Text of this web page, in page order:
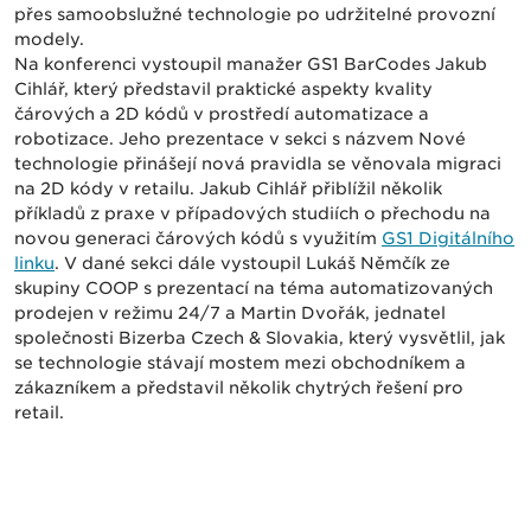
přes samoobslužné technologie po udržitelné provozní
modely.
Na konferenci vystoupil manažer GS1 BarCodes Jakub
Cihlář, který představil praktické aspekty kvality
čárových a 2D kódů v prostředí automatizace a
robotizace. Jeho prezentace v sekci s názvem Nové
technologie přinášejí nová pravidla se věnovala migraci
na 2D kódy v retailu. Jakub Cihlář přiblížil několik
příkladů z praxe v případových studiích o přechodu na
novou generaci čárových kódů s využitím GS1 Digitálního
linku. V dané sekci dále vystoupil Lukáš Němčík ze
skupiny COOP s prezentací na téma automatizovaných
prodejen v režimu 24/7 a Martin Dvořák, jednatel
společnosti Bizerba Czech & Slovakia, který vysvětlil, jak
se technologie stávají mostem mezi obchodníkem a
zákazníkem a představil několik chytrých řešení pro
retail.